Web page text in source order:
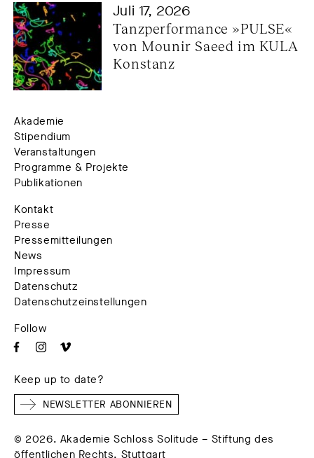
Juli 17, 2026
Tanzperformance »PULSE«
von Mounir Saeed im KULA
Konstanz
Akademie
Stipendium
Veranstaltungen
Programme & Projekte
Publikationen
Kontakt
Presse
Pressemitteilungen
News
Impressum
Datenschutz
Datenschutzeinstellungen
Follow
Keep up to date?
NEWSLETTER ABONNIEREN
© 2026. Akademie Schloss Solitude – Stiftung des
öffentlichen Rechts, Stuttgart